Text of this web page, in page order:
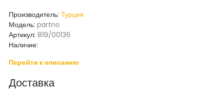
Производитель: Турция
Модель: partno
Артикул: 819/00136
Наличие:
Перейти к описанию
Доставка